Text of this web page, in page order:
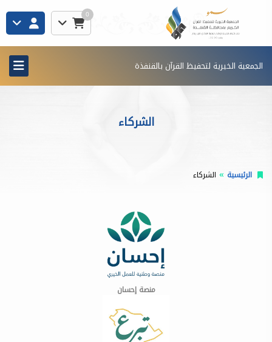
0
الجمعية الخيرية لتحفيظ القرآن بالقنفذة
الشركاء
الرئيسية الشركاء
منصة إحسان